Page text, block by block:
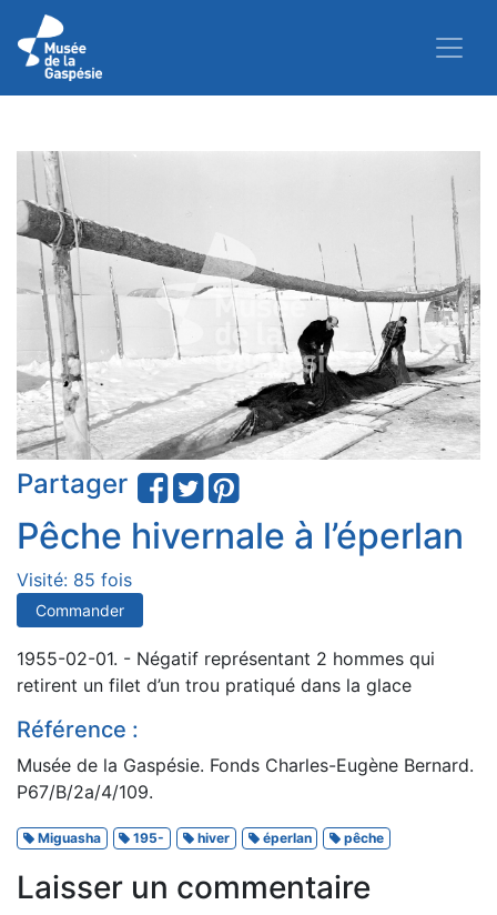
Partager
Pêche hivernale à l’éperlan
Visité: 85 fois
Commander
1955-02-01. - Négatif représentant 2 hommes qui
retirent un filet d’un trou pratiqué dans la glace
Référence :
Musée de la Gaspésie. Fonds Charles-Eugène Bernard.
P67/B/2a/4/109.
Miguasha 195- hiver éperlan pêche
Laisser un commentaire